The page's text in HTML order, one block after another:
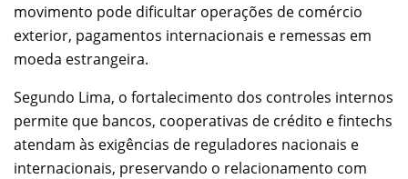
movimento pode dificultar operações de comércio
exterior, pagamentos internacionais e remessas em
moeda estrangeira.
Segundo Lima, o fortalecimento dos controles internos
permite que bancos, cooperativas de crédito e fintechs
atendam às exigências de reguladores nacionais e
internacionais, preservando o relacionamento com